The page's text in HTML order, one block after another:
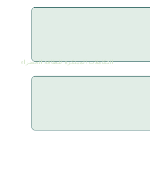
التكاملات المبتكرة للطاقة الخضراء